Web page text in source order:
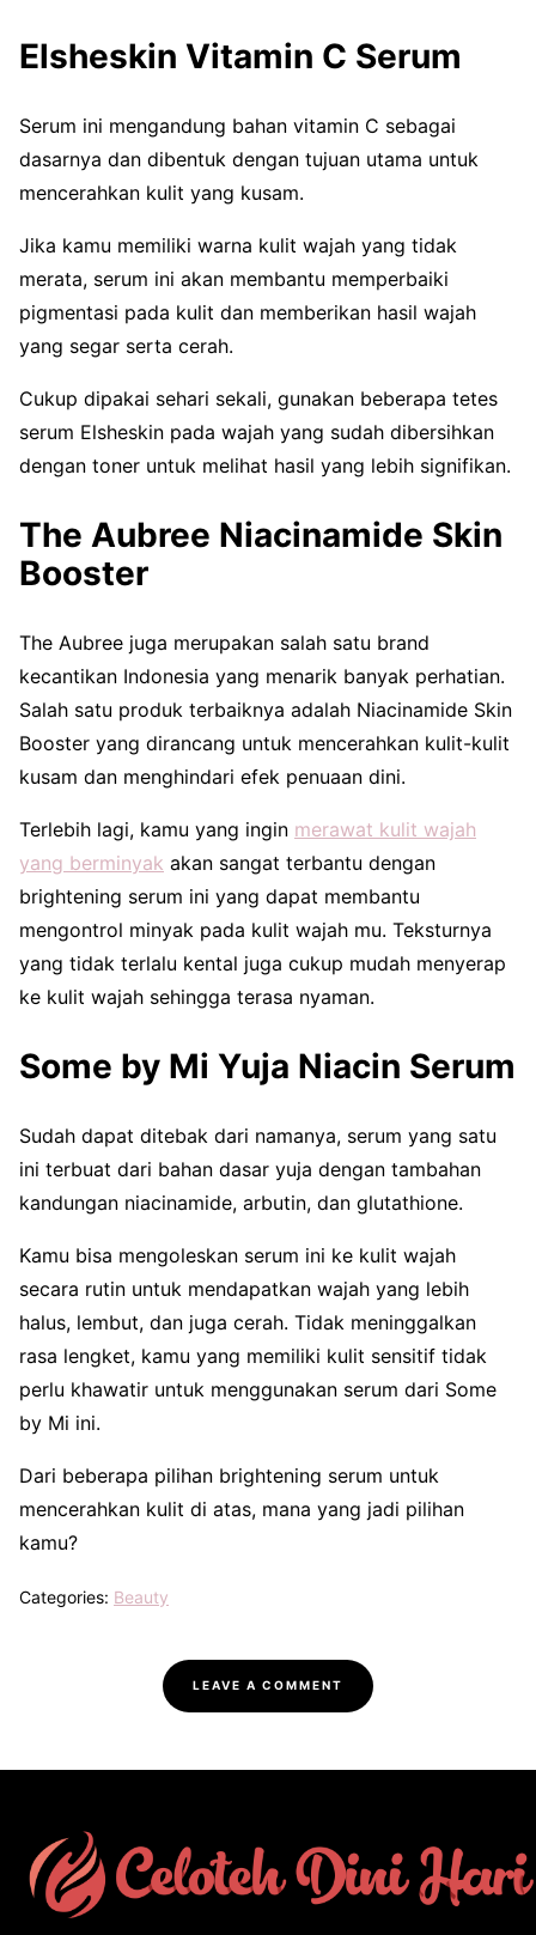
Elsheskin Vitamin C Serum
Serum ini mengandung bahan vitamin C sebagai
dasarnya dan dibentuk dengan tujuan utama untuk
mencerahkan kulit yang kusam.
Jika kamu memiliki warna kulit wajah yang tidak
merata, serum ini akan membantu memperbaiki
pigmentasi pada kulit dan memberikan hasil wajah
yang segar serta cerah.
Cukup dipakai sehari sekali, gunakan beberapa tetes
serum Elsheskin pada wajah yang sudah dibersihkan
dengan toner untuk melihat hasil yang lebih signifikan.
The Aubree Niacinamide Skin
Booster
The Aubree juga merupakan salah satu brand
kecantikan Indonesia yang menarik banyak perhatian.
Salah satu produk terbaiknya adalah Niacinamide Skin
Booster yang dirancang untuk mencerahkan kulit-kulit
kusam dan menghindari efek penuaan dini.
Terlebih lagi, kamu yang ingin merawat kulit wajah
yang berminyak akan sangat terbantu dengan
brightening serum ini yang dapat membantu
mengontrol minyak pada kulit wajah mu. Teksturnya
yang tidak terlalu kental juga cukup mudah menyerap
ke kulit wajah sehingga terasa nyaman.
Some by Mi Yuja Niacin Serum
Sudah dapat ditebak dari namanya, serum yang satu
ini terbuat dari bahan dasar yuja dengan tambahan
kandungan niacinamide, arbutin, dan glutathione.
Kamu bisa mengoleskan serum ini ke kulit wajah
secara rutin untuk mendapatkan wajah yang lebih
halus, lembut, dan juga cerah. Tidak meninggalkan
rasa lengket, kamu yang memiliki kulit sensitif tidak
perlu khawatir untuk menggunakan serum dari Some
by Mi ini.
Dari beberapa pilihan brightening serum untuk
mencerahkan kulit di atas, mana yang jadi pilihan
kamu?
Categories: Beauty
LEAVE A COMMENT